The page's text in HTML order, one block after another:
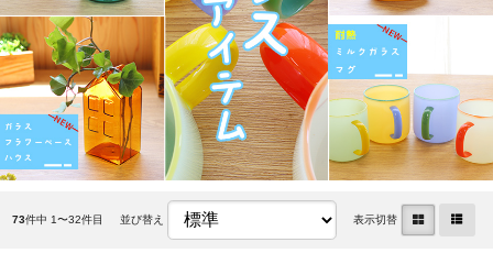
73件中 1〜32件目 並び替え 表示切替